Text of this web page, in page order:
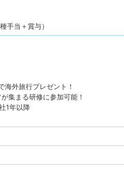
手当＋賞与）
海外旅行プレゼント！
集まる研修に参加可能！
1年以降